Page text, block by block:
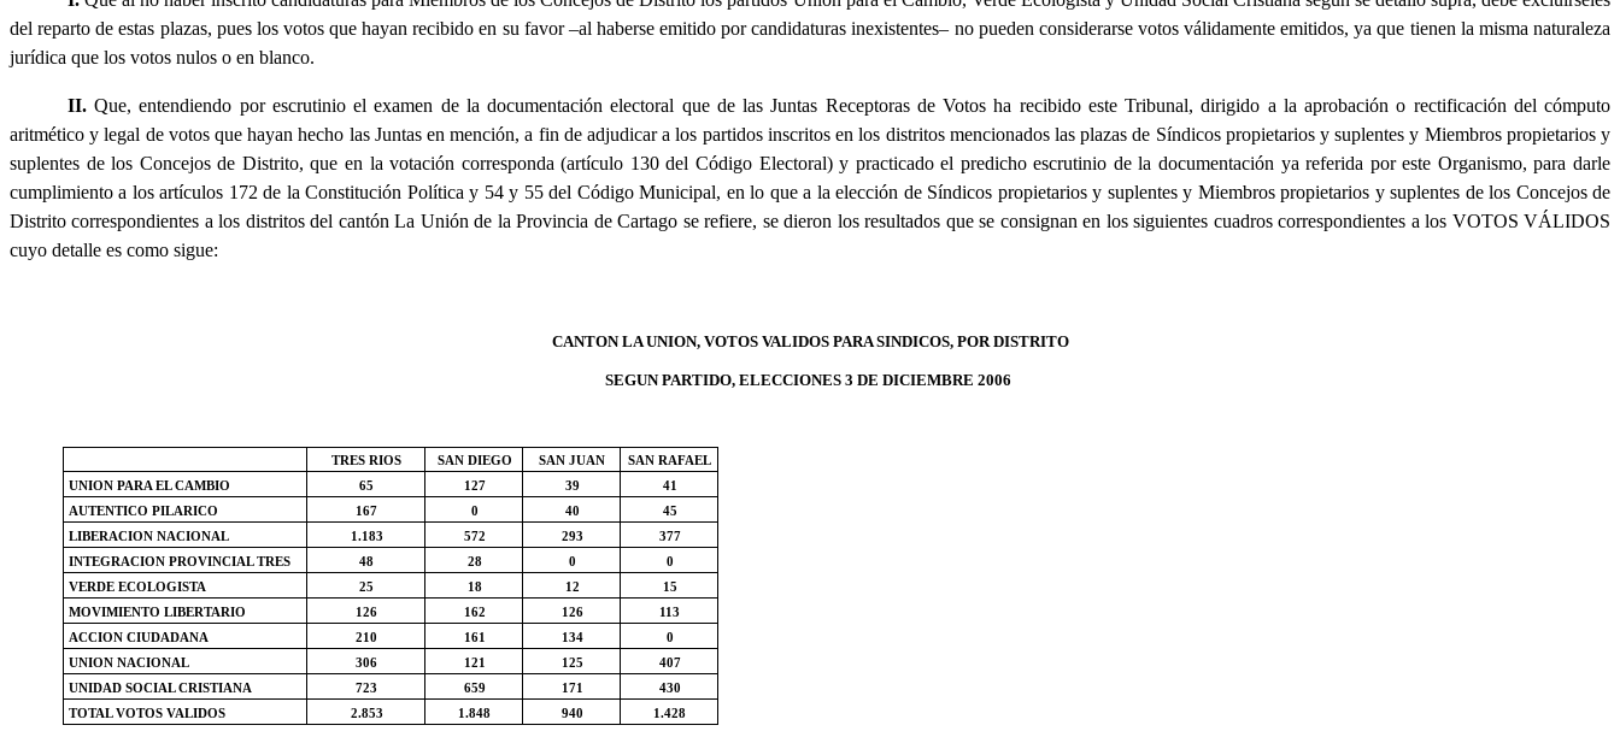
del reparto de estas plazas, pues los votos que hayan recibido en su favor –al haberse emitido por candidaturas inexistentes– no pueden considerarse votos válidamente emitidos, ya que tienen la misma naturaleza
jurídica que los votos nulos o en blanco.
II.Que, entendiendo por escrutinio el examen de la documentación electoral que de las Juntas Receptoras de Votos ha recibido este Tribunal, dirigido a la aprobación o rectificación del cómputo
aritmético y legal de votos que hayan hecho las Juntas en mención, a fin de adjudicar a los partidos inscritos en los distritos mencionados las plazas de Síndicos propietarios y suplentes y Miembros propietarios y
suplentes de los Concejos de Distrito, que en la votación corresponda (artículo 130 del Código Electoral) y practicado el predicho escrutinio de la documentación ya referida por este Organismo, para darle
cumplimiento a los artículos 172 de la Constitución Política y 54 y 55 del Código Municipal, en lo que a la elección de Síndicos propietarios y suplentes y Miembros propietarios y suplentes de los Concejos de
Distrito correspondientes a los distritos del cantón La Unión de la Provincia de Cartago se refiere, se dieron los resultados que se consignan en los siguientes cuadros correspondientes a los VOTOS VÁLIDOS
cuyo detalle es como sigue:
CANTON LA UNION, VOTOS VALIDOS PARA SINDICOS, POR DISTRITO
SEGUN PARTIDO, ELECCIONES 3 DE DICIEMBRE 2006
TRES RIOS SAN DIEGO SAN JUAN
SAN RAFAEL
UNION PARA EL CAMBIO
65 127 39
41
AUTENTICO PILARICO
167 0 40
45
LIBERACION NACIONAL
1.183 572 293
377
INTEGRACION PROVINCIAL TRES
48 28 0
0
VERDE ECOLOGISTA
25 18 12
15
MOVIMIENTO LIBERTARIO
126 162 126
113
ACCION CIUDADANA
210 161 134
0
UNION NACIONAL
306 121 125
407
UNIDAD SOCIAL CRISTIANA
723 659 171
430
TOTAL VOTOS VALIDOS
2.853 1.848 940 1.428